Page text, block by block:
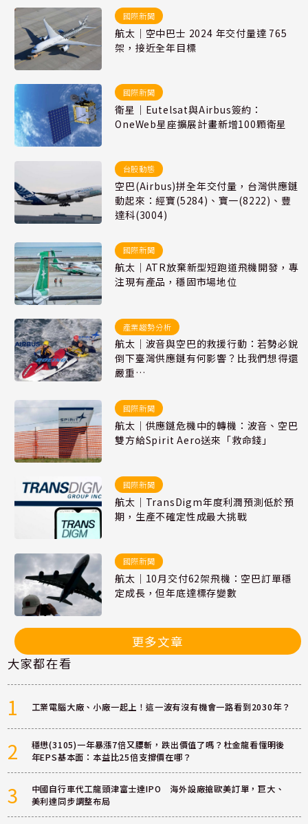
國際新聞
航太｜空中巴士 2024 年交付量達 765
架，接近全年目標
國際新聞
衛星｜Eutelsat與Airbus簽約：
OneWeb星座擴展計畫新增100顆衛星
台股動態
空巴(Airbus)拼全年交付量，台灣供應鏈
動起來：經寶(5284)、寶一(8222)、豐
達科(3004)
國際新聞
航太｜ATR放棄新型短跑道飛機開發，專
注現有產品，穩固市場地位
產業趨勢分析
航太｜波音與空巴的救援行動：若勢必銳
倒下臺灣供應鏈有何影響？比我們想得還
嚴重…
國際新聞
航太｜供應鏈危機中的轉機：波音、空巴
雙方給Spirit Aero送來「救命錢」
國際新聞
航太｜TransDigm年度利潤預測低於預
期，生產不確定性成最大挑戰
國際新聞
航太｜10月交付62架飛機：空巴訂單穩
定成長，但年底達標存變數
更多文章
大家都在看
1 工業電腦大廠、小廠一起上！這一波有沒有機會一路看到2030年？
2
穩懋(3105)一年暴漲7倍又腰斬，跌出價值了嗎？杜金龍看懂明後
年EPS基本面：本益比25倍支撐價在哪？
3
中國自行車代工龍頭津富士達IPO 海外設廠搶歐美訂單，巨大、
美利達同步調整布局